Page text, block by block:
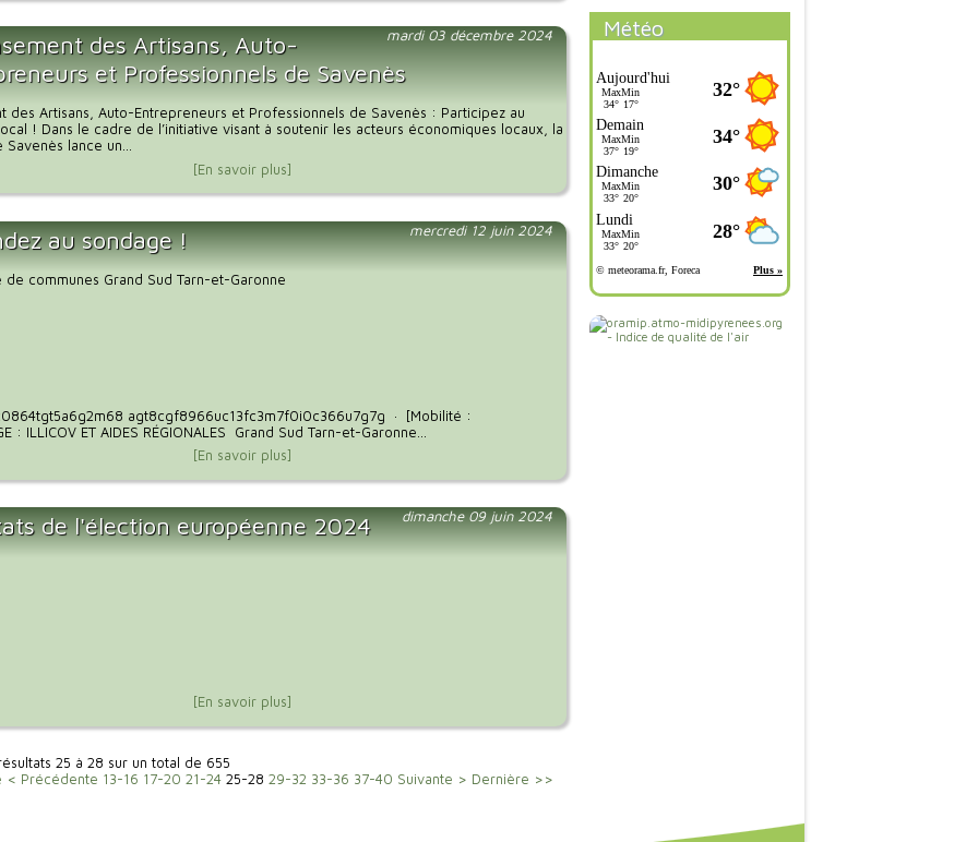
mardi 03 décembre 2024
des Artisans, Auto-
et Professionnels de Savenès
des Artisans, Auto-Entrepreneurs et Professionnels de Savenès : Participez au
! Dans le cadre de l’initiative visant à soutenir les acteurs économiques locaux, la
Savenès lance un...
[En savoir plus]
mercredi 12 juin 2024
au sondage !
de communes Grand Sud Tarn-et-Garonne
agt8cgf8966uc13fc3m7f0i0c366u7g7g · [Mobilité :
: ILLICOV ET AIDES RÉGIONALES Grand Sud Tarn-et-Garonne...
[En savoir plus]
dimanche 09 juin 2024
de l'élection européenne 2024
[En savoir plus]
25 à 28 sur un total de 655
< Précédente 13-16 17-20 21-24 25-28 29-32 33-36 37-40 Suivante > Dernière >>
Météo